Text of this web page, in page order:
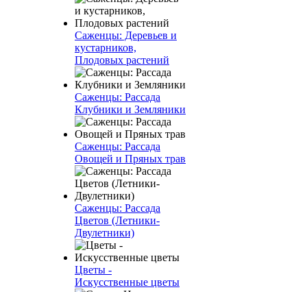
Саженцы: Деревьев и
кустарников,
Плодовых растений
Саженцы: Рассада
Клубники и Земляники
Саженцы: Рассада
Овощей и Пряных трав
Саженцы: Рассада
Цветов (Летники-
Двулетники)
Цветы -
Искусственные цветы